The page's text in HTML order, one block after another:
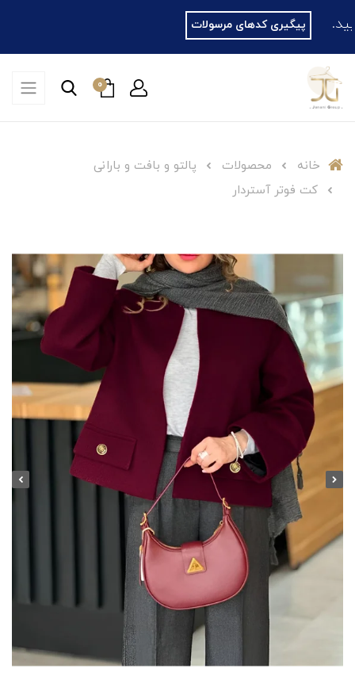
پیگیری کدهای مرسولات
0
خانه محصولات
پالتو و بافت و بارانی
کت فوتر آستردار